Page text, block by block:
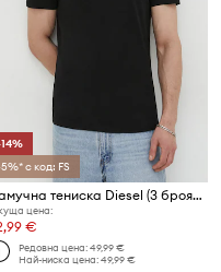
с код: FS
Памучна тениска Diesel (3 броя) UMTEE-JAKE-THREE PACK
цена:
€
Редовна цена:49,99 €
Най-ниска цена:49,99 €